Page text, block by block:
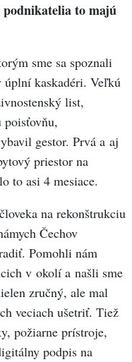
to majú
sme sa spoznali
úplní kaskadéri. Veľkú
list,
poisťovňu,
gestor. Prvá a aj
priestor na
to asi 4 mesiace.
na rekonštrukciu
Čechov
Pomohli nám
v okolí a našli sme
zručný, ale mal
veciach ušetriť. Tiež
požiarne prístroje,
podpis na